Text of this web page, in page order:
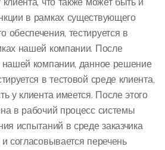
в рамках существующего
обеспечения, тестируется в
нашей компании. После
нашей компании, данное решение
в тестовой среде клиента,
у клиента имеется. После этого
в рабочий процесс системы
испытаний в среде заказчика
согласовывается перечень